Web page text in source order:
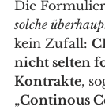
Die
solche
kein Zufall:
nicht selten
Kontrakte,
„Continous